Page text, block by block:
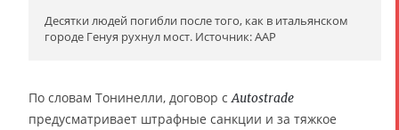
Десятки людей погибли после того, как в итальянском
городе Генуя рухнул мост. Источник: AAP
По словам Тонинелли, договор сAutostrade
предусматривает штрафные санкции и за тяжкое